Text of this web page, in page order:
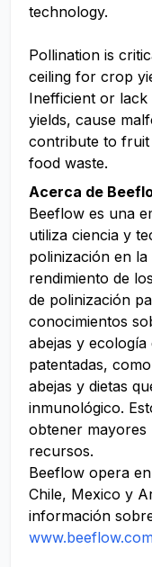
technology.
Pollination is
ceiling for crop
Inefficient or
yields, cause
contribute to fruit
food waste.
Acerca de
Beeflow es una
utiliza ciencia y
polinización en
rendimiento de
de polinización
conocimientos
abejas y
patentadas,
abejas y dietas
inmunológico.
obtener mayores
recursos.
Beeflow opera
Chile, Mexico y
información